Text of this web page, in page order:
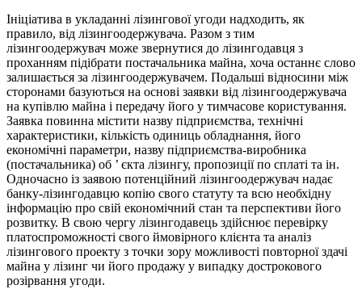
Ініціатива в укладанні лізингової угоди надходить, як
правило, від лізингоодержувача. Разом з тим
лізингоодержувач може звернутися до лізингодавця з
проханням підібрати постачальника майна, хоча останнє слово
залишається за лізингоодержувачем. Подальші відносини між
сторонами базуються на основі заявки від лізингоодержувача
на купівлю майна і передачу його у тимчасове користування.
Заявка повинна містити назву підприємства, технічні
характеристики, кількість одиниць обладнання, його
економічні параметри, назву підприємства-виробника
(постачальника) об ’ єкта лізингу, пропозиції по сплаті та ін.
Одночасно із заявою потенційний лізингоодержувач надає
банку-лізингодавцю копію свого статуту та всю необхідну
інформацію про свій економічний стан та перспективи його
розвитку. В свою чергу лізингодавець здійснює перевірку
платоспроможності свого ймовірного клієнта та аналіз
лізингового проекту з точки зору можливості повторної здачі
майна у лізинг чи його продажу у випадку дострокового
розірвання угоди.